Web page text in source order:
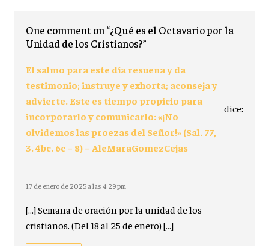
One comment on “¿Qué es el Octavario por la
Unidad de los Cristianos?”
El salmo para este día resuena y da
testimonio; instruye y exhorta; aconseja y
advierte. Este es tiempo propicio para
incorporarlo y comunicarlo: «¡No
olvidemos las proezas del Señor!» (Sal. 77,
3. 4bc. 6c – 8) – AleMaraGomezCejas
dice:
17 de enero de 2025 a las 4:29 pm
[…] Semana de oración por la unidad de los
cristianos. (Del 18 al 25 de enero) […]